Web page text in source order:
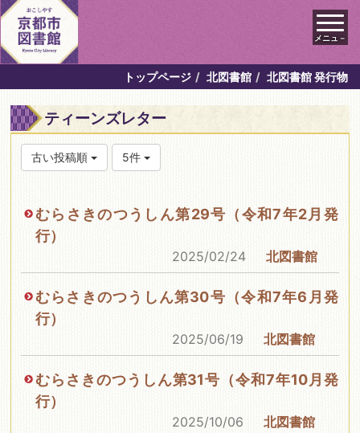
メニュ－
トップページ 北図書館 北図書館 発行物
ティーンズレター
古い投稿順 5件
むらさきのつうしん第29号（令和7年2月発
行）
2025/02/24 北図書館
むらさきのつうしん第30号（令和7年6月発
行）
2025/06/19 北図書館
むらさきのつうしん第31号（令和7年10月発
行）
2025/10/06 北図書館